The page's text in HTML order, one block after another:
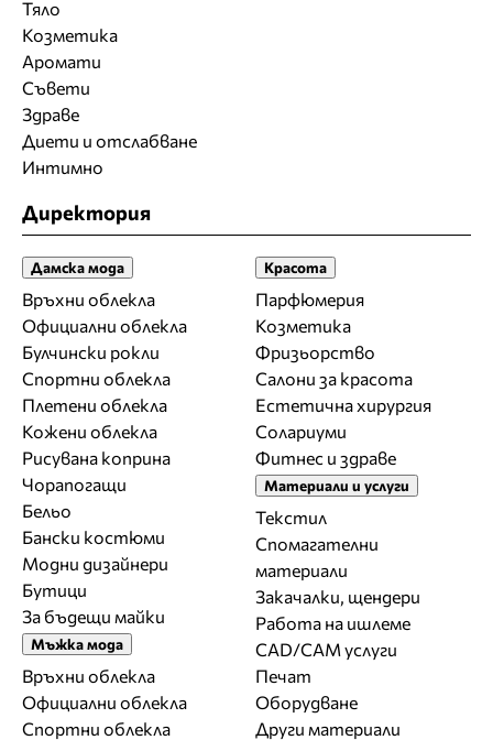
Тяло
Козметика
Аромати
Съвети
Здраве
Диети и отслабване
Интимно
Директория
Дамска мода
Връхни облекла
Официални облекла
Булчински рокли
Спортни облекла
Плетени облекла
Кожени облекла
Рисувана коприна
Чорапогащи
Бельо
Бански костюми
Модни дизайнери
Бутици
За бъдещи майки
Мъжка мода
Връхни облекла
Официални облекла
Спортни облекла
Красота
Парфюмерия
Козметика
Фризьорство
Салони за красота
Естетична хирургия
Солариуми
Фитнес и здраве
Материали и услуги
Текстил
Спомагателни
материали
Закачалки, щендери
Работа на ишлеме
CAD/CAM услуги
Печат
Оборудване
Други материали